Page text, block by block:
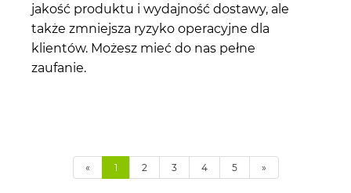
jakość produktu i wydajność dostawy, ale
także zmniejsza ryzyko operacyjne dla
klientów. Możesz mieć do nas pełne
zaufanie.
« 1 2 3 4 5 »